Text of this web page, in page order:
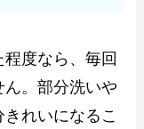
度なら、毎回
。部分洗いや
れいになるこ